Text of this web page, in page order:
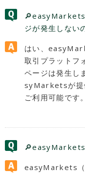
ジが発生しない
はい、
取引プラット
ページは発生
syMarketsが提
ご利用可能です。
🔎easyMarkets
easyMarkets（